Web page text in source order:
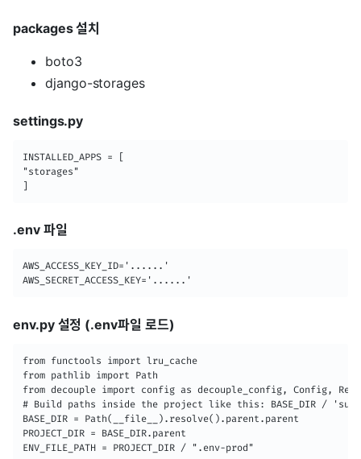
packages 설치
boto3
django-storages
settings.py
INSTALLED_APPS = [
"storages"
.env 파일
AWS_ACCESS_KEY_ID='......'
AWS_SECRET_ACCESS_KEY='......'
env.py 설정 (.env파일 로드)
from functools import lru_cache
from pathlib import Path
from decouple import config as decouple_config, Config,
# Build paths inside the project like this: BASE_DIR /
BASE_DIR = Path(__file__).resolve().parent.parent
PROJECT_DIR = BASE_DIR.parent
ENV_FILE_PATH = PROJECT_DIR / ".env-prod"